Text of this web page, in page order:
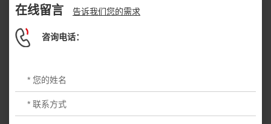
在线留言 告诉我们您的需求
咨询电话：